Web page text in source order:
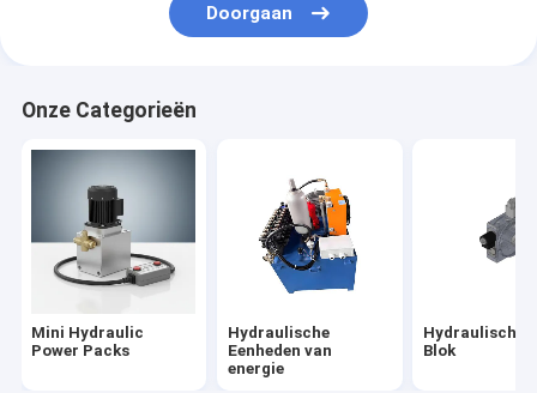
Hydraulische Richtingcontrolekleppen
De Motor van het machtspak
Hydraulische Pompen
Enige Acteren Hydraulische Cilinders
dubbelwerkende hydraulische cilinder
Doorgaan
Onze Categorieën
Mini Hydraulic
Power Packs
Hydraulische
Eenheden van
energie
Hydraulisch
Blok